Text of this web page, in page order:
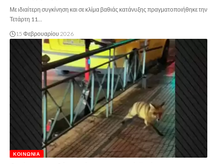
Με ιδιαίτερη συγκίνηση και σε κλίμα βαθιάς κατάνυξης πραγματοποιήθηκε την
Τετάρτη 11…
15 Φεβρουαρίου 2026
ΚΟΙΝΩΝΊΑ